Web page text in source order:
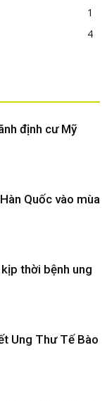
1
4
định cư Mỹ
Quốc vào mùa
thời bệnh ung
Ung Thư Tế Bào